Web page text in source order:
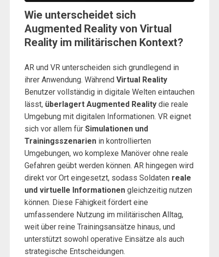
Wie unterscheidet sich
Augmented Reality von Virtual
Reality im militärischen Kontext?
AR und VR unterscheiden sich grundlegend in
ihrer Anwendung. Während Virtual Reality
Benutzer vollständig in digitale Welten eintauchen
lässt, überlagert Augmented Reality die reale
Umgebung mit digitalen Informationen. VR eignet
sich vor allem für Simulationen und
Trainingsszenarien in kontrollierten
Umgebungen, wo komplexe Manöver ohne reale
Gefahren geübt werden können. AR hingegen wird
direkt vor Ort eingesetzt, sodass Soldaten reale
und virtuelle Informationen gleichzeitig nutzen
können. Diese Fähigkeit fördert eine
umfassendere Nutzung im militärischen Alltag,
weit über reine Trainingsansätze hinaus, und
unterstützt sowohl operative Einsätze als auch
strategische Entscheidungen.